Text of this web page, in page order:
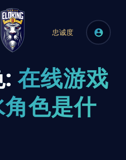
忠诚度
在线游戏
色是什